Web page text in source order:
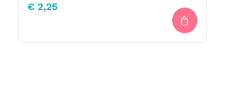
€ 2,25